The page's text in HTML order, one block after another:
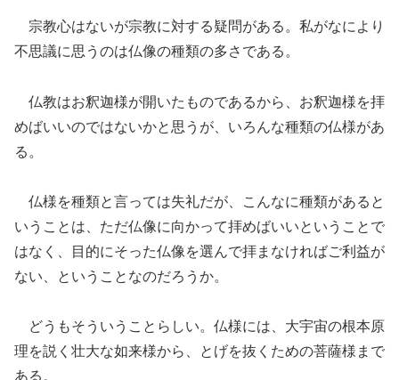
宗教心はないが宗教に対する疑問がある。私がなにより
不思議に思うのは仏像の種類の多さである。
仏教はお釈迦様が開いたものであるから、お釈迦様を拝
めばいいのではないかと思うが、いろんな種類の仏様があ
る。
仏様を種類と言っては失礼だが、こんなに種類があると
いうことは、 ただ仏像に向かって拝めばいいということで
はなく、目的にそった仏像を選んで拝まなければご利益が
ない、ということなのだろうか。
どうもそういうことらしい。仏様には、大宇宙の根本原
理を説く壮大な如来様から 、とげを抜くための菩薩様まで
ある。